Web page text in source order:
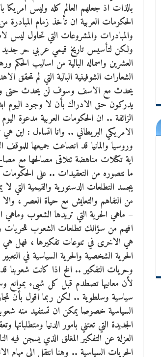
بالذات اذ جعلهم العالم كله وليس
الحكومات العربية ان تأخذ زمام المبادرة
والمبادرات والمشروعات التي تحاول ليس
ولكن لتأسيس تاريخ قيمي عربي حر جديد
العشرين واسماله البالية من اساليب الحكم
الشعارات الشوفينية البالية التي لم تحقق
يحدث مع الاسف وسوف لن يحدث حتى
يدركون حق الادراك بأن لا وجود اليوم
الزائفة .. ان الحكومات العربية مدعوة
الامريكي البريطاني .. وانا اتساءل : اين
وروسيا والمانيا قد انصاعت جميعها
اية تكتلات مناهضة تتلاقى مصالحها مع
ما نتصوره من التعقيدات .. على الحكومات
يجسد التطلعات الدستورية والقيمية
من التفاهم والتعايش مع حياة العصر ،
– ماهي الحرية التي تريدها الشعوب وماهي
افهم من سؤالك تطلعات الشعوب للحريات
هي الاخرى في تنوعات تفكيرها ، فهل هي
الحرية الشخصية والحرية السياسية في
وحريات التفكير .. الخ اذا كانت شعوبنا
لأن معانيها تصطدم قبل كل شيىء
سياسية وسلطوية .. لكن ربما اقول بأن
السياسية خصوصا يمكن ان تستفيد منه
الجديدة التي تعتني بامور الدنيا
العزلة عن التفكير المغلق الذي يسجن فيه
الحريات السياسية .. وهنا انتقل الى مهام